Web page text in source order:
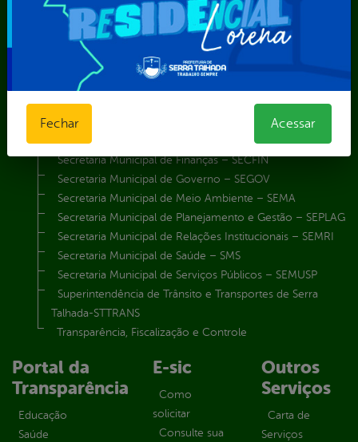
Secretaria de Desenvolvimento Econômico e Turismo
Secretaria de Iluminação Pública e Energia Elétrica
Secretaria Municipal da Mulher – SEMU
Secretaria Municipal de Administração – SAD
Secretaria Municipal de Agricultura e Recursos Hídricos –
SEMARH / Secretaria de Agricultura Familiar – SEMAF
Secretaria Municipal de Educação – SEST
Secretaria Municipal de Esporte e Lazer – SEMEL
Secretaria Municipal de Finanças – SECFIN
Secretaria Municipal de Governo – SEGOV
Secretaria Municipal de Meio Ambiente – SEMA
Secretaria Municipal de Planejamento e Gestão – SEPLAG
Secretaria Municipal de Relações Institucionais – SEMRI
Secretaria Municipal de Saúde – SMS
Secretaria Municipal de Serviços Públicos – SEMUSP
Superintendência de Trânsito e Transportes de Serra
Talhada-STTRANS
Transparência, Fiscalização e Controle
Portal da
Transparência
Educação
Saúde
E-sic
Como
solicitar
Consulte sua
Outros
Serviços
Carta de
Serviços
Fechar Acessar